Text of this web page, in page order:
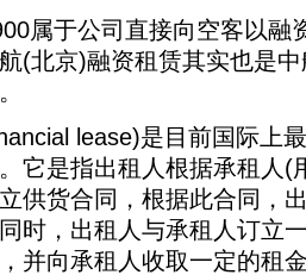
于公司直接向空客以融
(北京)融资租赁其实也是
lease)是目前国际上
它是指出租人根据承租人(
供货合同，根据此合同，
时，出租人与承租人订立
并向承租人收取一定的租